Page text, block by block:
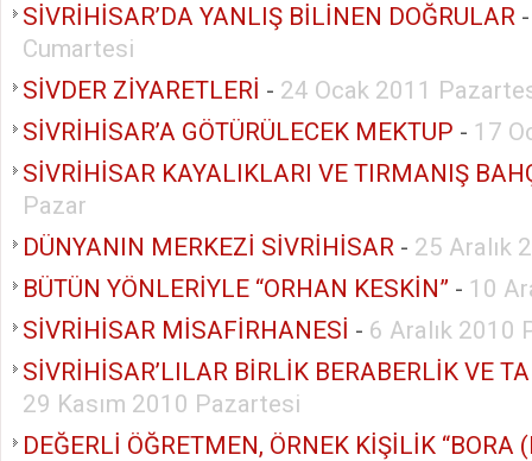
SİVRİHİSAR’DA YANLIŞ BİLİNEN DOĞRULAR
Cumartesi
SİVDER ZİYARETLERİ - 24 Ocak 2011
SİVRİHİSAR’A GÖTÜRÜLECEK MEKTUP - 17
SİVRİHİSAR KAYALIKLARI VE TIRMANIŞ
Pazar
DÜNYANIN MERKEZİ SİVRİHİSAR - 25 Aralık
BÜTÜN YÖNLERİYLE “ORHAN KESKİN” - 10
SİVRİHİSAR MİSAFİRHANESİ - 6 Aralık 2010
SİVRİHİSAR’LILAR BİRLİK BERABERLİK VE
29 Kasım 2010 Pazartesi
DEĞERLİ ÖĞRETMEN, ÖRNEK KİŞİLİK “BORA